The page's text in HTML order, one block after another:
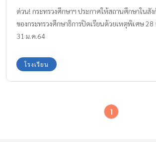
ด่วน! กระทรวงศึกษาฯ ประกาศให้สถานศึกษาในสั
ของกระทรวงศึกษาธิการปิดเรียนด้วยเหตุพิเศษ 28
31 ม.ค.64
โรงเรียน
1